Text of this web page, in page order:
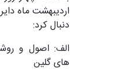
اردیبهشت ماه
دنبال کرد:
الف: اصول و
های گلین